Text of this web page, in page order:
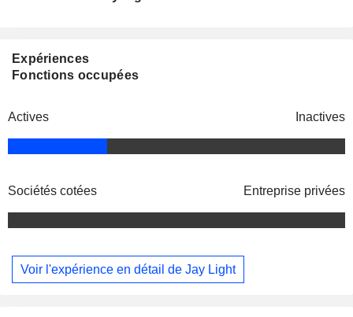
Expériences
Fonctions occupées
Actives Inactives
Sociétés cotées Entreprise privées
Voir l'expérience en détail de Jay Light